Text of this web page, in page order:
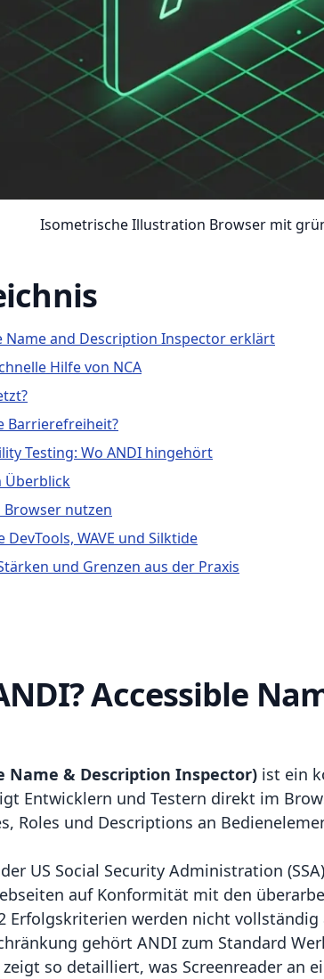
Isometrische Illustration Browser mit
Name and Description Inspector erklärt
Hilfe von NCA
Barrierefreiheit?
Testing: Wo ANDI hingehört
Überblick
nutzen
WAVE und Silktide
und Grenzen aus der Praxis
Accessible
Name & Description Inspector) ist ein
Entwicklern und Testern direkt im
Roles und Descriptions an
US Social Security Administration
auf Konformität mit den
Erfolgskriterien werden nicht vollständig
gehört ANDI zum Standard
so detailliert, was Screenreader